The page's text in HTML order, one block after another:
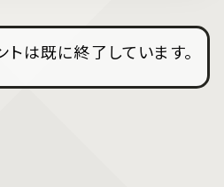
トは既に終了しています。